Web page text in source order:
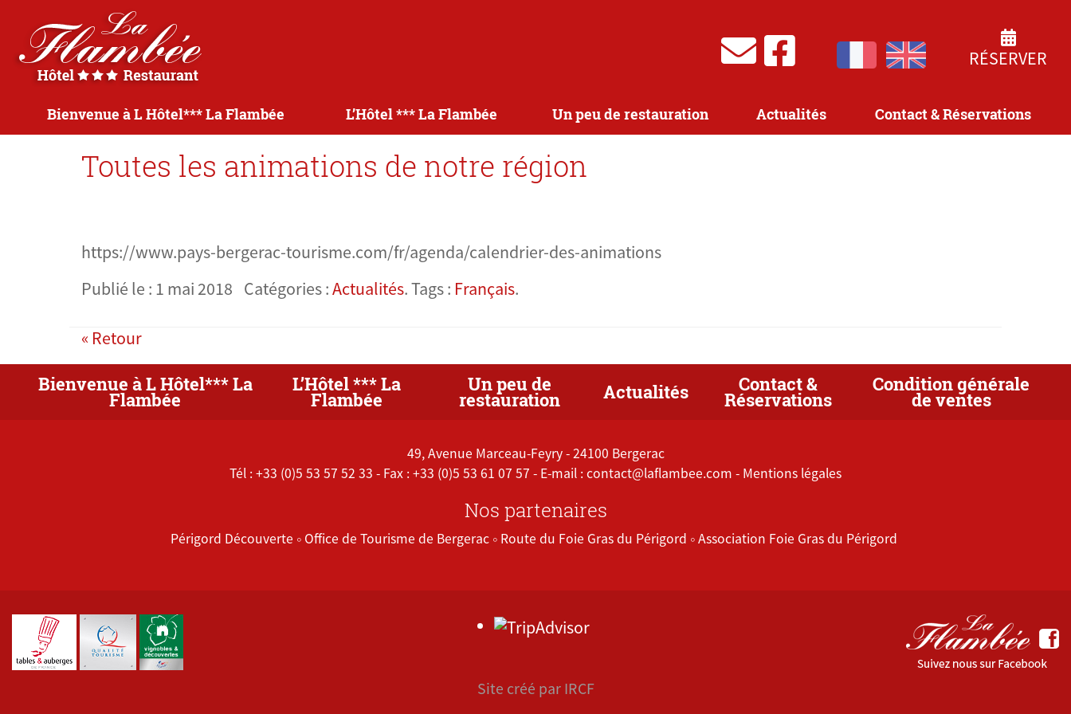
RÉSERVER
Bienvenue à L Hôtel*** La Flambée L’Hôtel *** La Flambée Un peu de restauration Actualités Contact & Réservations
Toutes les animations de notre région
https://www.pays-bergerac-tourisme.com/fr/agenda/calendrier-des-animations
Publié le : 1 mai 2018 Catégories :Actualités. Tags : Français.
« Retour
Bienvenue à L Hôtel*** La
Flambée
L’Hôtel *** La
Flambée
Un peu de
restauration Actualités Contact &
Réservations
Condition générale
de ventes
49, Avenue Marceau-Feyry - 24100 Bergerac
Tél : +33 (0)5 53 57 52 33 - Fax : +33 (0)5 53 61 07 57 - E-mail : contact@laflambee.com - Mentions légales
Nos partenaires
Périgord Découverte Office de Tourisme de Bergerac Route du Foie Gras du Périgord Association Foie Gras du Périgord
Site créé par IRCF